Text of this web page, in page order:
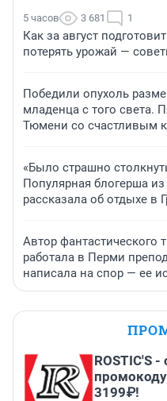
5 часов 3 681 1
Как за август
потерять урожай —
Победили опухоль
младенца с того света.
Тюмени со счастливым
«Было страшно
Популярная блогерша из
рассказала об отдыхе в
Автор фантастического
работала в Перми
написала на спор — ее
ROSTIC'S
3199₽!